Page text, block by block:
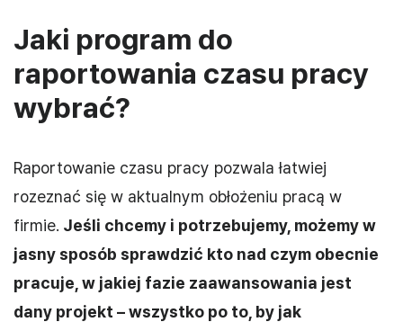
Jaki program do
raportowania czasu pracy
wybrać?
Raportowanie czasu pracy pozwala łatwiej
rozeznać się w aktualnym obłożeniu pracą w
firmie. Jeśli chcemy i potrzebujemy, możemy w
jasny sposób sprawdzić kto nad czym obecnie
pracuje, w jakiej fazie zaawansowania jest
dany projekt – wszystko po to, by jak